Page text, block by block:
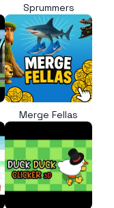
Sprummers
Merge Fellas